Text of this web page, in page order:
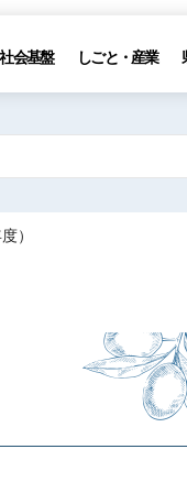
社会基盤 しごと・産業
）